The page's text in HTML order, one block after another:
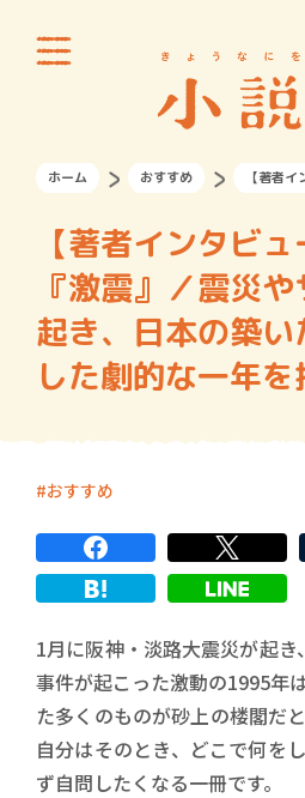
ホーム おすすめ 【著者
【著者インタビ
『激震』／震災
起き、日本の築
した劇的な一年を
おすすめ
1月に阪神・淡路大震災が起
事件が起こった激動の1995年
た多くのものが砂上の楼閣だ
自分はそのとき、どこで何を
ず自問したくなる一冊です。